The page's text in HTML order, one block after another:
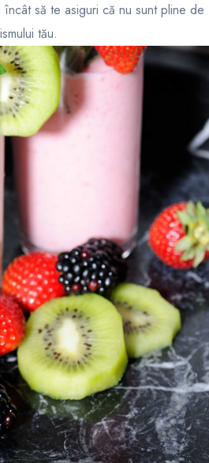
să te asiguri că nu sunt pline de
tău.